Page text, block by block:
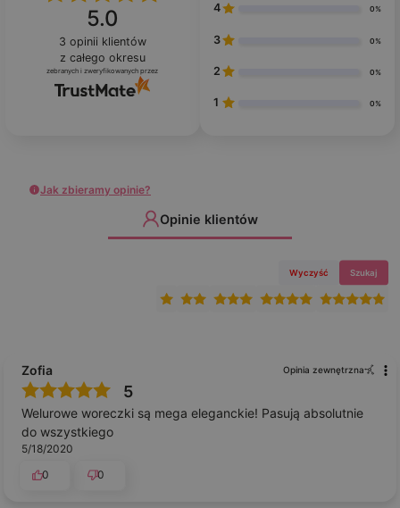
5.0
3 opinii klientów
z całego okresu
zebranych i zweryfikowanych przez
4 0%
3 0%
2 0%
1 0%
Jak zbieramy opinie?
Opinie klientów
Wyczyść Szukaj
Zofia Opinia zewnętrzna
5
Welurowe woreczki są mega eleganckie! Pasują absolutnie
do wszystkiego
5/18/2020
0
0